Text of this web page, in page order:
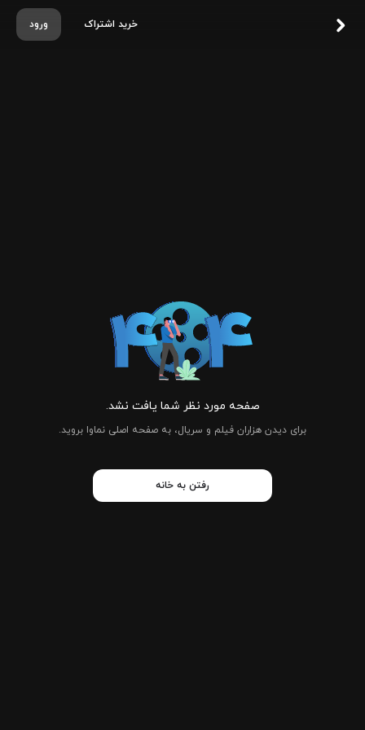
ورود خرید اشتراک
صفحه مورد نظر شما یافت نشد.
برای دیدن هزاران فیلم و سریال، به صفحه اصلی نماوا بروید.
رفتن به خانه